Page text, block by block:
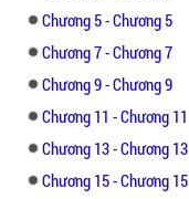
Chương 5 - Chương 5
Chương 7 - Chương 7
Chương 9 - Chương 9
Chương 11 - Chương 11
Chương 13 - Chương 13
Chương 15 - Chương 15